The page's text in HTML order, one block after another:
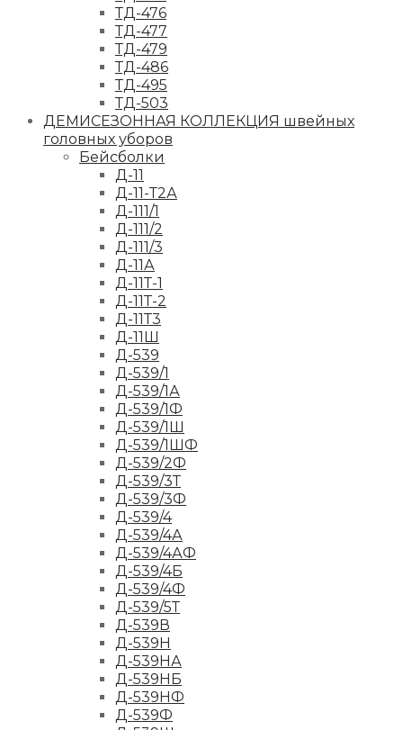
ТД-476
ТД-477
ТД-479
ТД-486
ТД-495
ТД-503
ДЕМИСЕЗОННАЯ КОЛЛЕКЦИЯ швейных
головных уборов
Бейсболки
Д-11
Д-11-Т2А
Д-111/1
Д-111/2
Д-111/3
Д-11А
Д-11Т-1
Д-11Т-2
Д-11Т3
Д-11Ш
Д-539
Д-539/1
Д-539/1А
Д-539/1Ф
Д-539/1Ш
Д-539/1ШФ
Д-539/2Ф
Д-539/3Т
Д-539/3Ф
Д-539/4
Д-539/4А
Д-539/4АФ
Д-539/4Б
Д-539/4Ф
Д-539/5Т
Д-539В
Д-539Н
Д-539НА
Д-539НБ
Д-539НФ
Д-539Ф